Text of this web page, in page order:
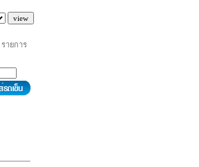
รายการ